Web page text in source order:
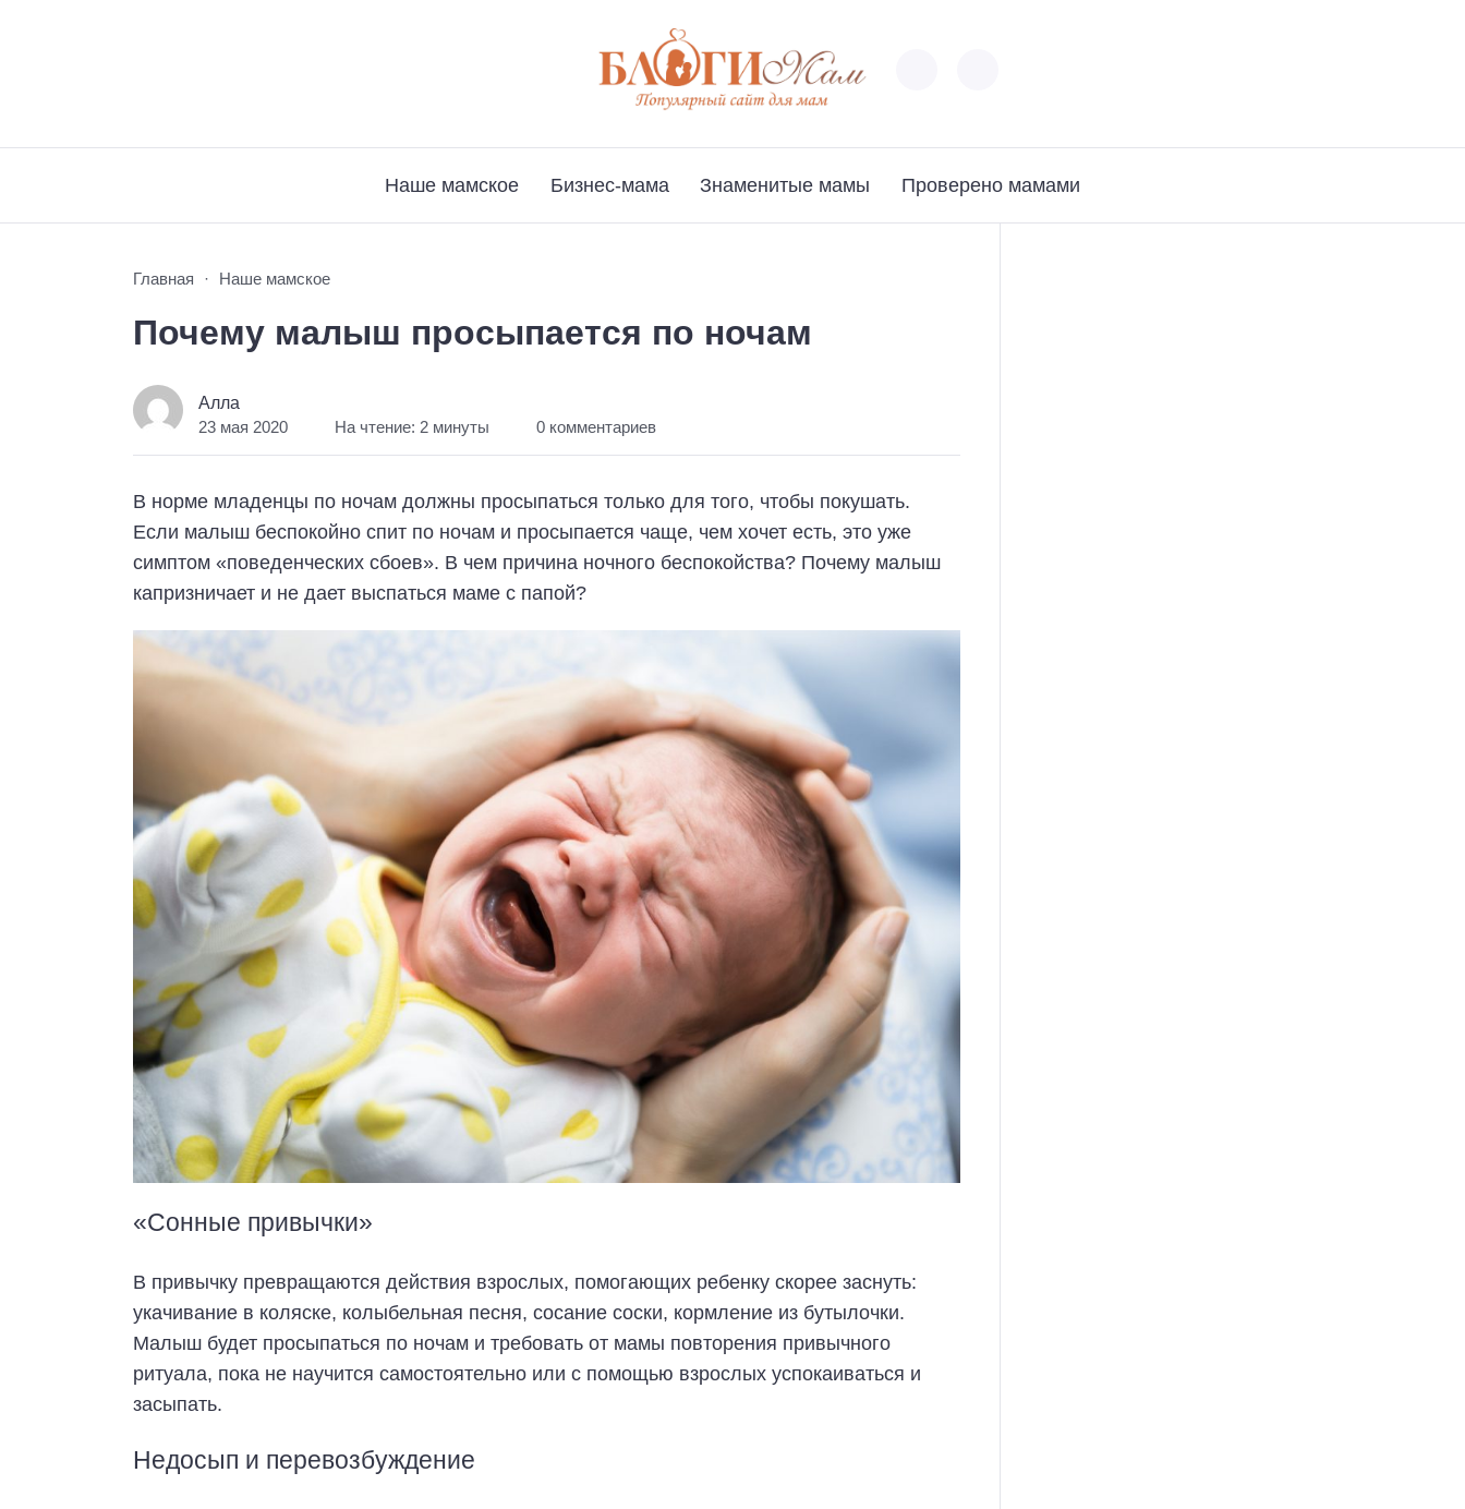
Наше мамское Бизнес-мама Знаменитые мамы Проверено мамами
Главная Наше мамское
Почему малыш просыпается по ночам
Алла
23 мая 2020 На чтение: 2 минуты 0 комментариев
В норме младенцы по ночам должны просыпаться только для того, чтобы покушать.
Если малыш беспокойно спит по ночам и просыпается чаще, чем хочет есть, это уже
симптом «поведенческих сбоев». В чем причина ночного беспокойства? Почему малыш
капризничает и не дает выспаться маме с папой?
«Сонные привычки»
В привычку превращаются действия взрослых, помогающих ребенку скорее заснуть:
укачивание в коляске, колыбельная песня, сосание соски, кормление из бутылочки.
Малыш будет просыпаться по ночам и требовать от мамы повторения привычного
ритуала, пока не научится самостоятельно или с помощью взрослых успокаиваться и
засыпать.
Недосып и перевозбуждение